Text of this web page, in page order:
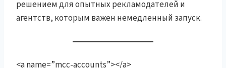
решением для опытных рекламодателей и
агентств, которым важен немедленный запуск.
<a name=”mcc-accounts”></a>